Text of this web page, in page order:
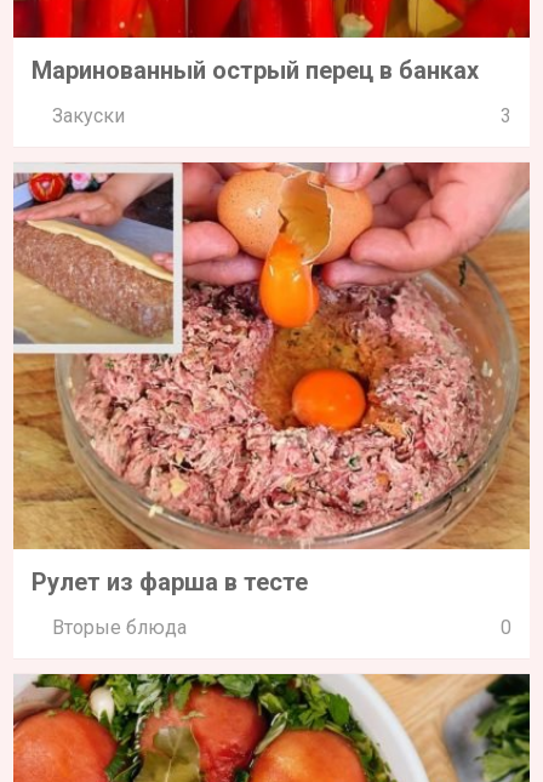
Маринованный острый перец в банках
Закуски 3
Рулет из фарша в тесте
Вторые блюда 0